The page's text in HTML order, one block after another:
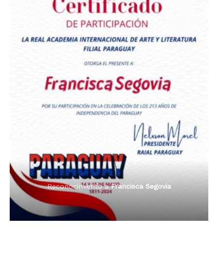
Dama de Oro 2024
Reconocimiento aFrancisca Segovia
Reconocimiento aFrancisca Segovia
Radio Tribuna Abierta
Radio Tribuna Abierta
Radio Oñondivepa Paraguay
Premio Orgullo Paraguayo
Reconocimiento aFrancisca Segovia